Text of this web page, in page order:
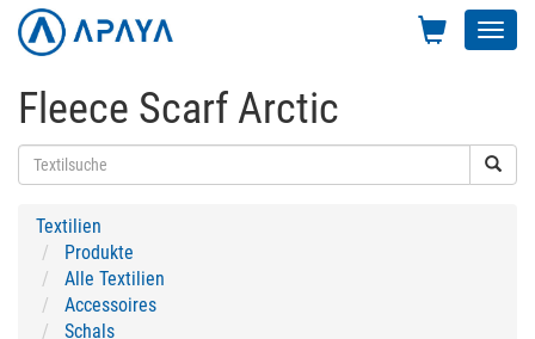
Fleece Scarf Arctic
Textilien
Produkte
Alle Textilien
Accessoires
Schals